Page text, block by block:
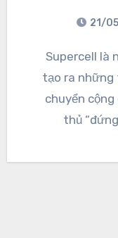
21/
Supercell là nhà phát triển game chuyên
tạo ra những
chuyển
thủ